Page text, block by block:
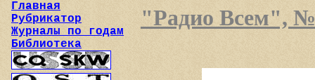
Главная
Рубрикатор
Журналы по годам
Библиотека
"Радио Всем",